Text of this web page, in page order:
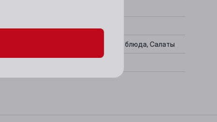
Рыбные блюда, Коктейли, Мясные блюда, Салаты